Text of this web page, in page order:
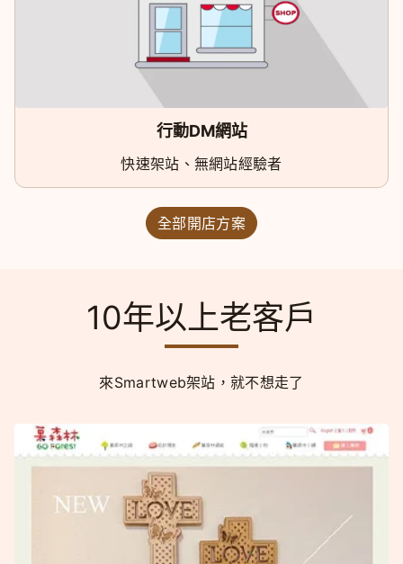
行動DM網站
快速架站、無網站經驗者
全部開店方案
10年以上老客戶
來Smartweb架站，就不想走了